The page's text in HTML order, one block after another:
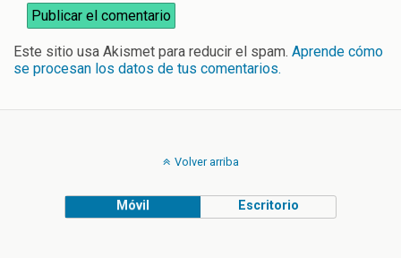
Este sitio usa Akismet para reducir el spam. Aprende cómo
se procesan los datos de tus comentarios.
Volver arriba
Móvil Escritorio